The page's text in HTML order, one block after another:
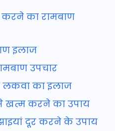
का रामबाण
इलाज
उपचार
लकवा का इलाज
खत्म करने का उपाय
दूर करने के उपाय